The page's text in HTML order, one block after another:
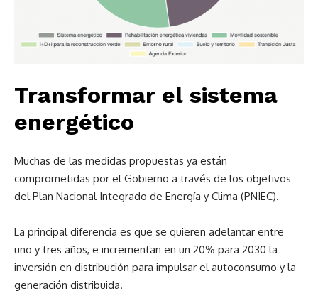
Transformar el sistema
energético
Muchas de las medidas propuestas ya están
comprometidas por el Gobierno a través de los objetivos
del Plan Nacional Integrado de Energía y Clima (PNIEC).
La principal diferencia es que se quieren adelantar entre
uno y tres años, e incrementan en un 20% para 2030 la
inversión en distribución para impulsar el autoconsumo y la
generación distribuida.